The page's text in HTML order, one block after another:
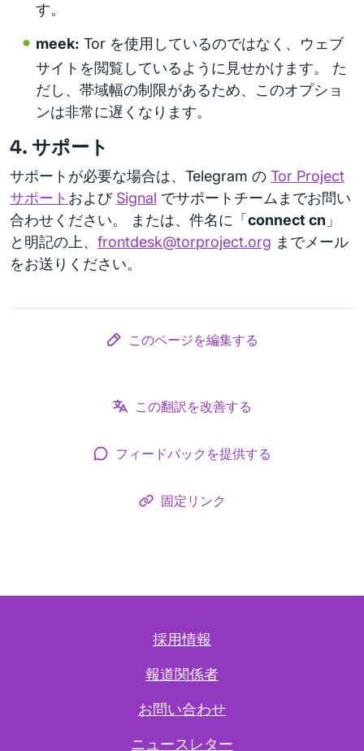
す。
meek: Tor を使用しているのではなく、ウェブ
サイトを閲覧しているように見せかけます。 た
だし、帯域幅の制限があるため、このオプショ
ンは非常に遅くなります。
4. サポート
サポートが必要な場合は、Telegram の Tor Project
サポート および Signal でサポートチームまでお問い
合わせください。 または、件名に「 connect cn 」
と明記の上、 frontdesk@torproject.org までメール
をお送りください。
このページを編集する
この翻訳を改善する
フィードバックを提供する
固定リンク
採用情報
報道関係者
お問い合わせ
ニュースレター